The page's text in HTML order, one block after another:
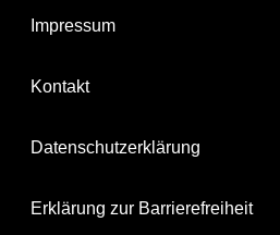
Impressum
Kontakt
Datenschutzerklärung
Erklärung zur Barrierefreiheit